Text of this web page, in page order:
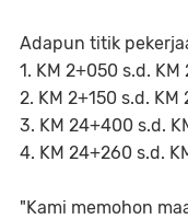
Adapun titik
1. KM 2+050 s.d.
2. KM 2+150 s.d.
3. KM 24+400 s.d.
4. ⁠KM 24+260 s.d.
"Kami memohon